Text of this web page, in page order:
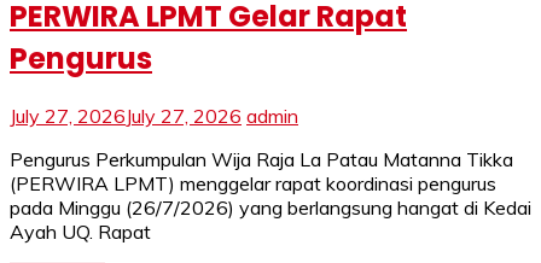
PERWIRA LPMT Gelar Rapat
Pengurus
July 27, 2026July 27, 2026 admin
Pengurus Perkumpulan Wija Raja La Patau Matanna Tikka
(PERWIRA LPMT) menggelar rapat koordinasi pengurus
pada Minggu (26/7/2026) yang berlangsung hangat di Kedai
Ayah UQ. Rapat